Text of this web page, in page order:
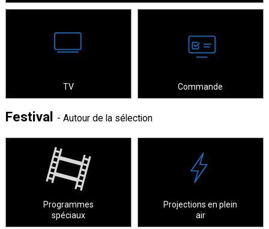
TV Commande
Festival - Autour de la sélection
Programmes
spéciaux
Projections en plein
air